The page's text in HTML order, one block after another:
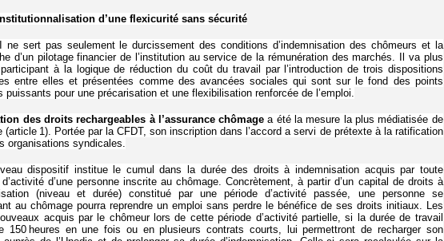
d’une flexicurité sans sécurité
ne sert pas seulement le durcissement des conditions d’indemnisation des chômeurs et la
d’un pilotage financier de l’institution au service de la rémunération des marchés. Il va plus
à la logique de réduction du coût du travail par l’introduction de trois dispositions
entre elles et présentées comme des avancées sociales qui sont sur le fond des points
puissants pour une précarisation et une flexibilisation renforcée de l’emploi.
des droits rechargeables à l’assurance chômage a été la mesure la plus médiatisée de
(article 1). Portée par la CFDT, son inscription dans l’accord a servi de prétexte à la ratification
organisations syndicales.
dispositif institue le cumul dans la durée des droits à indemnisation acquis par toute
d’activité d’une personne inscrite au chômage. Concrètement, à partir d’un capital de droits à
(niveau et durée) constitué par une période d’activité passée, une personne se
au chômage pourra reprendre un emploi sans perdre le bénéfice de ses droits initiaux. Les
acquis par le chômeur lors de cette période d’activité partielle, si la durée de travail
150 heures en une fois ou en plusieurs contrats courts, lui permettront de recharger son